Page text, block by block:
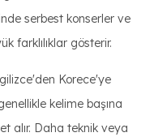
serbest konserler ve
farklılıklar gösterir.
Korece'ye
kelime başına
alır. Daha teknik veya